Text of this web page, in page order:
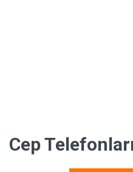
Cep
Bilim ve